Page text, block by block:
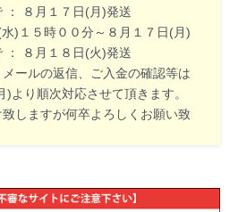
： ８月１７日(月)発送
１５時００分～８月１７日(月)
： ８月１８日(火)発送
ールの返信、ご入金の確認等は
より順次対応させて頂きます。
しますが何卒よろしくお願い致